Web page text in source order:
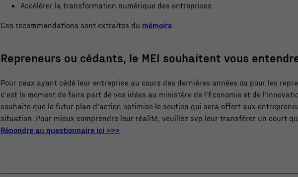
Accélérer la transformation numérique des entreprises
Ces recommandations sont extraites du mémoire
Repreneurs ou cédants, le MEI souhaitent vous
Pour ceux ayant cédé leur entreprise au cours des dernières années ou pour les
c’est le moment de faire part de vos idées au ministère de l’Économie et de
souhaite que le futur plan d’action optimise le soutien qui sera offert aux
situation. Pour mieux comprendre leur réalité, veuillez svp leur transférer un court
Répondre au questionnaire ici >>>